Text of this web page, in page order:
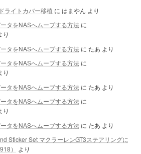
ライトカバー移植 に はまやん より
タをNASへムーブする方法に
り
タをNASへムーブする方法に たあ より
タをNASへムーブする方法に
り
タをNASへムーブする方法に たあ より
タをNASへムーブする方法に
り
タをNASへムーブする方法に たあ より
Sticker Set マクラーレンGT3ステアリングに
）
より